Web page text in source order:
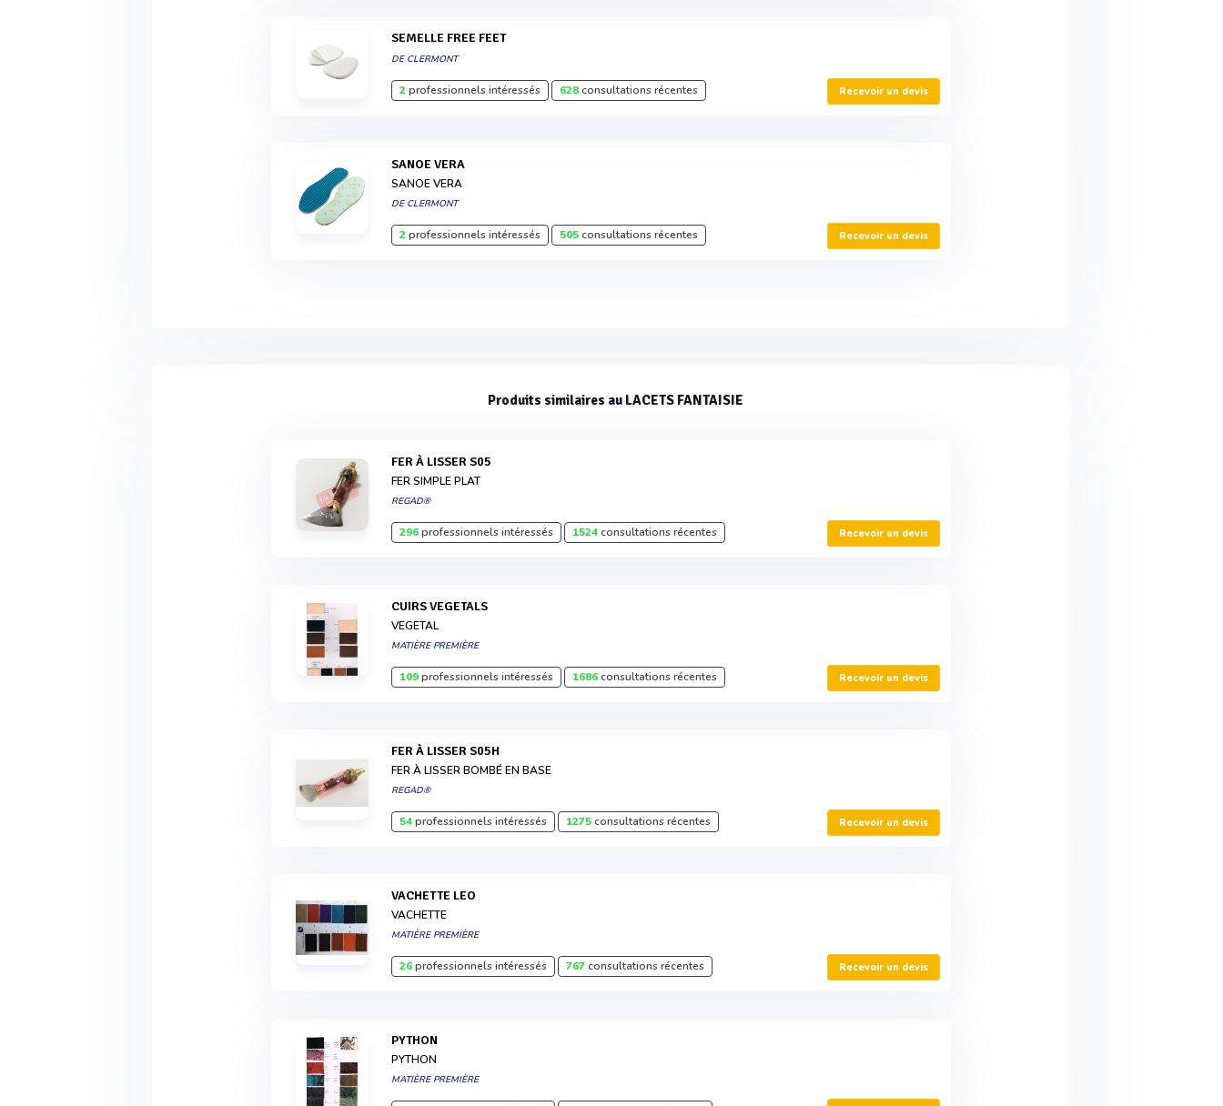
SEMELLE FREE FEET
DE CLERMONT
2professionnels intéressés 628consultations récentes Recevoir un devis
SANOE VERA
SANOE VERA
DE CLERMONT
2professionnels intéressés 505consultations récentes Recevoir un devis
Produits similaires au LACETS FANTAISIE
FER À LISSER S05
FER SIMPLE PLAT
REGAD®
296professionnels intéressés 1524consultations récentes Recevoir un devis
CUIRS VEGETALS
VEGETAL
MATIÈRE PREMIÈRE
109professionnels intéressés 1686consultations récentes Recevoir un devis
FER À LISSER S05H
FER À LISSER BOMBÉ EN BASE
REGAD®
54professionnels intéressés 1275consultations récentes Recevoir un devis
VACHETTE LEO
VACHETTE
MATIÈRE PREMIÈRE
26professionnels intéressés 767consultations récentes Recevoir un devis
PYTHON
PYTHON
MATIÈRE PREMIÈRE